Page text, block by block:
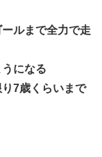
ルまで全力で走
になる
7歳くらいまで